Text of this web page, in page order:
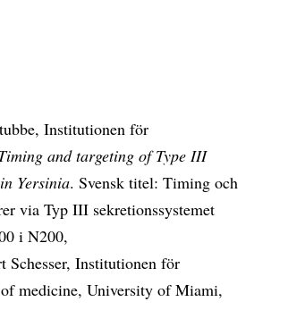
Institutionen för
and targeting of Type III
Yersinia. Svensk titel: Timing och
via Typ III sekretionssystemet
i N200,
Schesser, Institutionen för
medicine, University of Miami,